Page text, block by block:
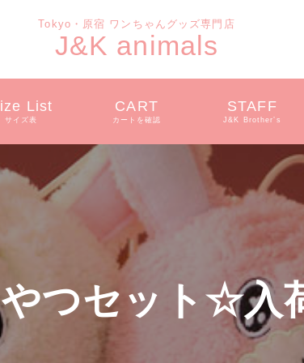
Tokyo・原宿 ワンちゃんグッズ専門店
J&K animals
List
サイズ表
CART
カートを確認
STAFF
J&K Brother’s
つセット☆入